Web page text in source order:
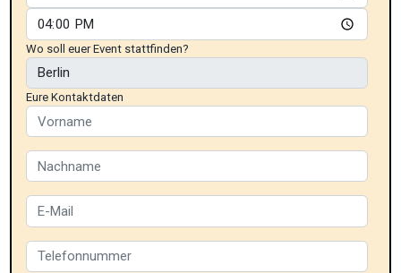
Wo soll euer Event stattfinden?
Eure Kontaktdaten